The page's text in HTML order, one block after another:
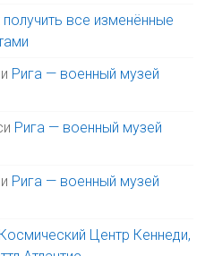
получить все изменённые
Рига — военный музей
Рига — военный музей
Рига — военный музей
Космический Центр Кеннеди,